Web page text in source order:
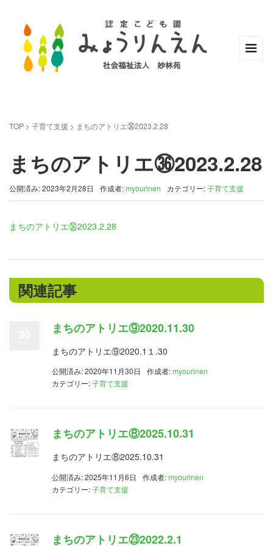
TOP > 子育て支援 > まちのアトリエ㊱2023.2.28
まちのアトリエ㊱2023.2.28
公開済み: 2023年2月28日 作成者:myourinen カテゴリー:子育て支援
まちのアトリエ㊱2023.2.28
関連記事
まちのアトリエ⑨2020.11.30
まちのアトリエ⑨2020.1１.30
公開済み: 2020年11月30日 作成者:myourinen
カテゴリー:子育て支援
まちのアトリエ⑧2025.10.31
まちのアトリエ⑧2025.10.31
公開済み: 2025年11月6日 作成者:myourinen
カテゴリー:子育て支援
まちのアトリエ㉓2022.2.1